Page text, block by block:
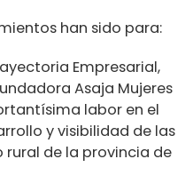
han sido para:
Empresarial,
Asaja Mujeres
labor en el
y visibilidad de las
rural de la provincia de